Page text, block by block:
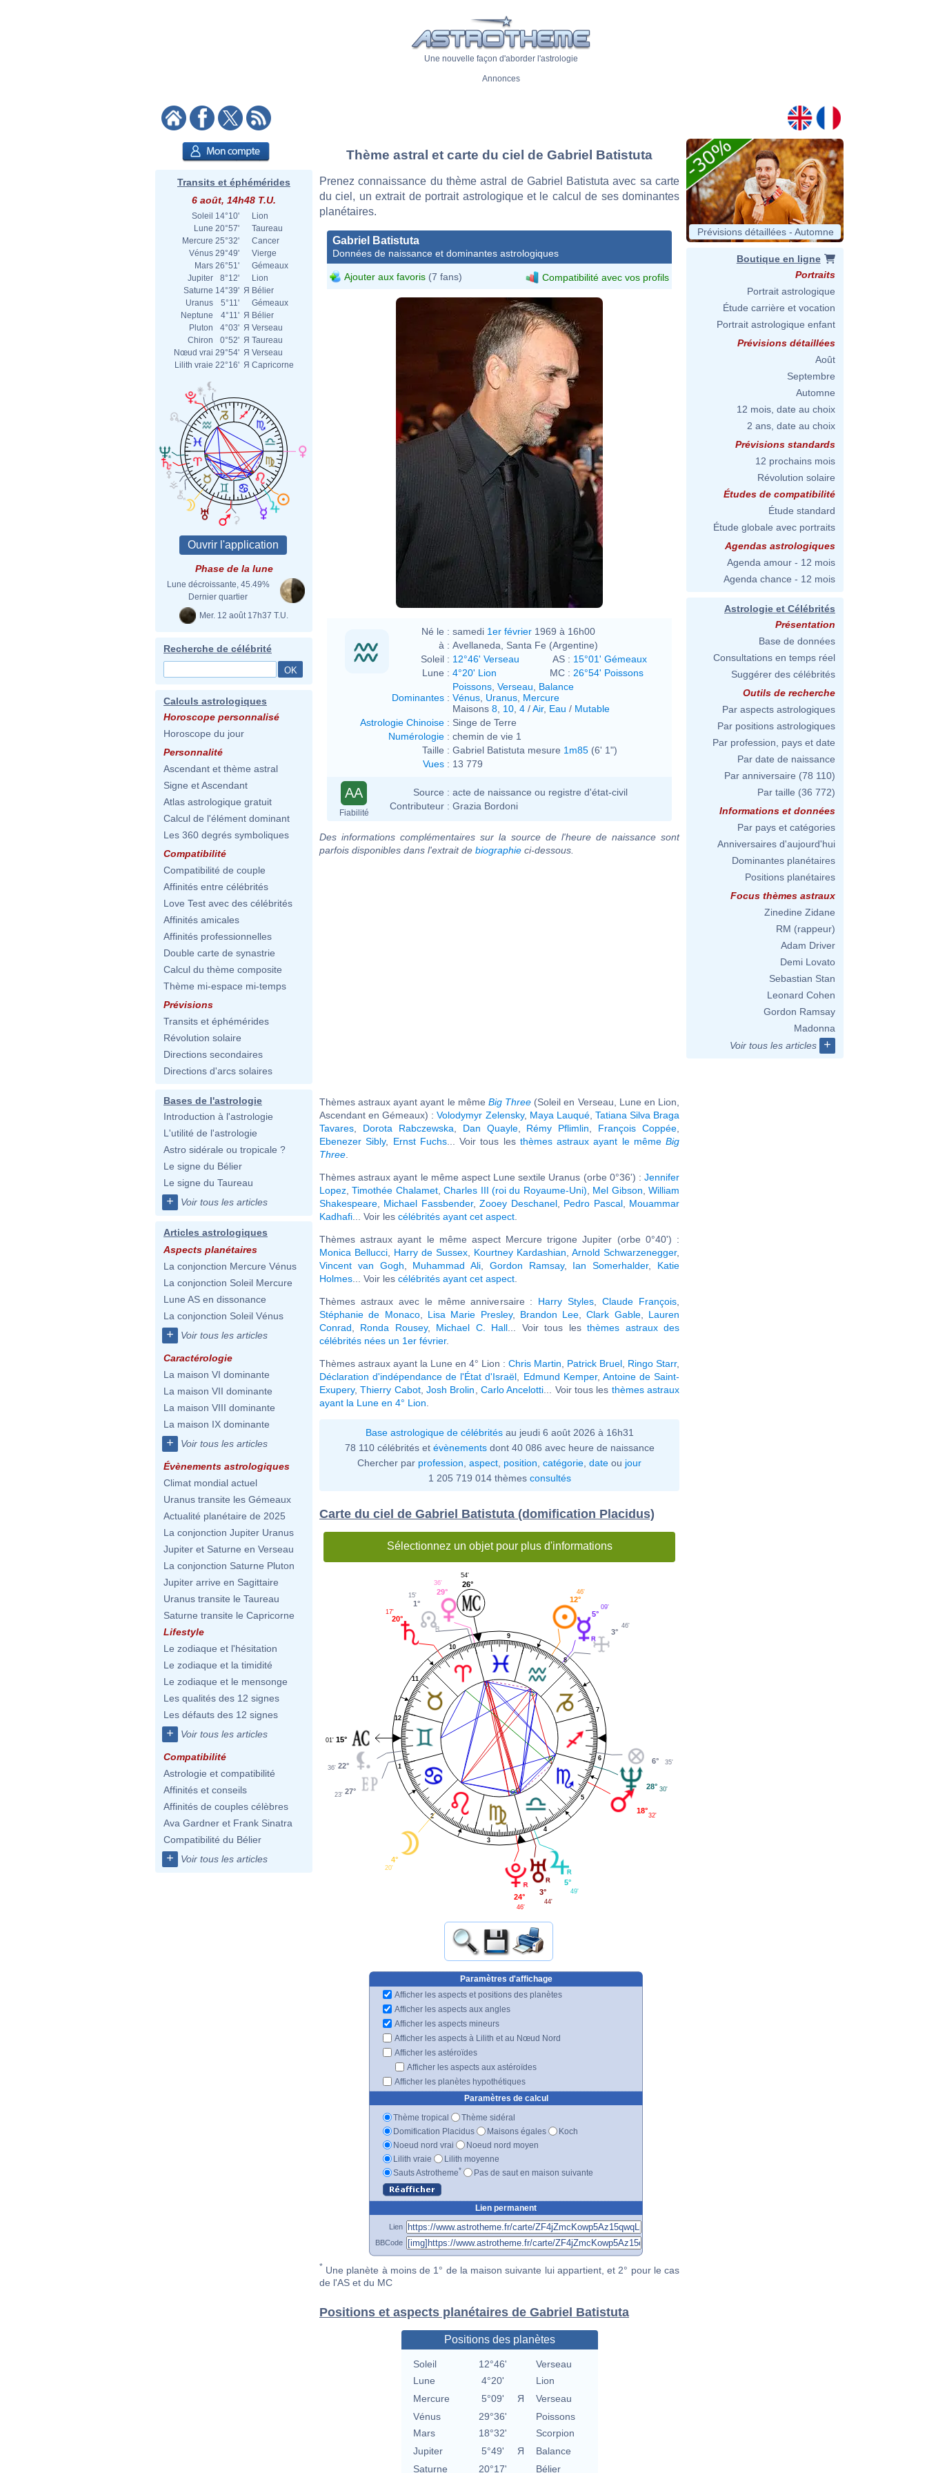
Une nouvelle façon d'aborder l'astrologie
Annonces
Transits et éphémérides
6 août, 14h48 T.U.
Soleil 14°10'
Lion
Lune 20°57'
Taureau
Mercure 25°32'
Cancer
Vénus 29°49'
Vierge
Mars 26°51'
Gémeaux
Jupiter
8°12'
Lion
Saturne 14°39' Я Bélier
Uranus
5°11'
Gémeaux
Neptune
4°11' Я Bélier
Pluton
4°03' Я Verseau
Chiron
0°52' Я Taureau
Nœud vrai 29°54' Я Verseau
Lilith vraie 22°16' Я Capricorne
Phase de la lune
Lune décroissante, 45.49%
Dernier quartier
Mer. 12 août 17h37 T.U.
Recherche de célébrité
Calculs astrologiques
Horoscope personnalisé
Horoscope du jour
Personnalité
Ascendant et thème astral
Signe et Ascendant
Atlas astrologique gratuit
Calcul de l'élément dominant
Les 360 degrés symboliques
Compatibilité
Compatibilité de couple
Affinités entre célébrités
Love Test avec des célébrités
Affinités amicales
Affinités professionnelles
Double carte de synastrie
Calcul du thème composite
Thème mi-espace mi-temps
Prévisions
Transits et éphémérides
Révolution solaire
Directions secondaires
Directions d'arcs solaires
Bases de l'astrologie
Introduction à l'astrologie
L'utilité de l'astrologie
Astro sidérale ou tropicale ?
Le signe du Bélier
Le signe du Taureau
+ Voir tous les articles
Articles astrologiques
Aspects planétaires
La conjonction Mercure Vénus
La conjonction Soleil Mercure
Lune AS en dissonance
La conjonction Soleil Vénus
+ Voir tous les articles
Caractérologie
La maison VI dominante
La maison VII dominante
La maison VIII dominante
La maison IX dominante
+ Voir tous les articles
Évènements astrologiques
Climat mondial actuel
Uranus transite les Gémeaux
Actualité planétaire de 2025
La conjonction Jupiter Uranus
Jupiter et Saturne en Verseau
La conjonction Saturne Pluton
Jupiter arrive en Sagittaire
Uranus transite le Taureau
Saturne transite le Capricorne
Lifestyle
Le zodiaque et l'hésitation
Le zodiaque et la timidité
Le zodiaque et le mensonge
Les qualités des 12 signes
Les défauts des 12 signes
+ Voir tous les articles
Compatibilité
Astrologie et compatibilité
Affinités et conseils
Affinités de couples célèbres
Ava Gardner et Frank Sinatra
Compatibilité du Bélier
+ Voir tous les articles
Thème astral et carte du ciel de Gabriel Batistuta
Prenez connaissance du thème astral de Gabriel Batistuta avec sa carte
du ciel, un extrait de portrait astrologique et le calcul de ses dominantes
planétaires.
Gabriel Batistuta
Données de naissance et dominantes astrologiques
Ajouter aux favoris (7 fans) Compatibilité avec vos profils
Né le : samedi 1er février 1969 à 16h00
à : Avellaneda, Santa Fe (Argentine)
Soleil : 12°46' Verseau AS : 15°01' Gémeaux
Lune : 4°20' Lion MC : 26°54' Poissons
Dominantes :
Poissons Verseau
Balance
Vénus Uranus Mercure
Maisons 8 10 4 /Air, Eau / Mutable
Astrologie Chinoise : Singe de Terre
Numérologie : chemin de vie 1
Taille : Gabriel Batistuta mesure 1m85 (6' 1")
Vues : 13 779
AA
Fiabilité
Source : acte de naissance ou registre d'état-civil
Contributeur : Grazia Bordoni
Des informations complémentaires sur la source de l'heure de naissance sont
parfois disponibles dans l'extrait de biographie ci-dessous.
Thèmes astraux ayant ayant le même Big Three (Soleil en Verseau, Lune en Lion,
Ascendant en Gémeaux) :Volodymyr Zelensky, Maya Lauqué, Tatiana Silva Braga
Tavares
Dorota Rabczewska Dan Quayle, Rémy Pflimlin François Coppée
Ebenezer Sibly, Ernst Fuchs... Voir tous les thèmes astraux ayant le même Big
Three
Thèmes astraux ayant le même aspect Lune sextile Uranus (orbe 0°36') : Jennifer
Lopez ,Timothée Chalamet,Charles III (roi du Royaume-Uni) Mel Gibson ,William
Shakespeare
Michael Fassbender,Zooey Deschanel, Pedro Pascal, Mouammar
Kadhafi ... Voir les célébrités ayant cet aspect
Thèmes astraux ayant le même aspect Mercure trigone Jupiter (orbe 0°40') :
Monica Bellucci
Harry de Sussex Kourtney Kardashian Arnold Schwarzenegger,
Vincent van Gogh
Muhammad Ali Gordon Ramsay, Ian Somerhalder, Katie
Holmes ... Voir les célébrités ayant cet aspect
Thèmes astraux avec le même anniversaire : Harry Styles ,Claude François
Stéphanie de Monaco, Lisa Marie Presley, Brandon Lee ,Clark Gable, Lauren
Conrad
Ronda Rousey, Michael C. Hall ... Voir tous lesthèmes astraux des
célébrités nées un 1er février.
Thèmes astraux ayant la Lune en 4° Lion : Chris Martin Patrick Bruel Ringo Starr,
Déclaration d'indépendance de l'État d'Israël
Edmund Kemper, Antoine de Saint-
Exupery,Thierry Cabot,Josh Brolin Carlo Ancelotti ... Voir tous les thèmes astraux
ayant la Lune en 4° Lion
Base astrologique de célébritésau jeudi 6 août 2026 à 16h31
78 110 célébrités et évènementsdont 40 086 avec heure de naissance
Chercher par profession aspect position catégorie date ou jour
1 205 719 014 thèmes consultés
Carte du ciel de Gabriel Batistuta (domification Placidus)
Sélectionnez un objet pour plus d'informations
1
2
3
4
5
6
7
8
9
10
11
12
3°
46'
5°
09'
12°
46'
26°
54'
29°
36'
1°
15'
20°
17'
15°
01'
22°
36'
27°
23'
4°
20'
24°
46'
3°
44'
5°
49'
18°
32'
28° 30'
6° 35'
Paramètres d'affichage
Afficher les aspects et positions des planètes
Afficher les aspects aux angles
Afficher les aspects mineurs
Afficher les aspects à Lilith et au Nœud Nord
Afficher les astéroïdes
Afficher les aspects aux astéroïdes
Afficher les planètes hypothétiques
Paramètres de calcul
Thème tropical
Thème sidéral
Domification Placidus
Maisons égales
Koch
Noeud nord vrai
Noeud nord moyen
Lilith vraie
Lilith moyenne
Sauts Astrotheme* Pas de saut en maison suivante
Lien permanent
Lien
BBCode
* Une planète à moins de 1° de la maison suivante lui appartient, et 2° pour le cas
de l'AS et du MC
Positions et aspects planétaires de Gabriel Batistuta
Positions des planètes
Soleil 12°46'
Verseau
Lune
4°20'
Lion
Mercure
5°09' Я
Verseau
Vénus
29°36'
Poissons
Mars
18°32'
Scorpion
Jupiter
5°49' Я
Balance
Saturne
20°17' Bélier
Prévisions détaillées - Automne
Boutique en ligne
Portraits
Portrait astrologique
Étude carrière et vocation
Portrait astrologique enfant
Prévisions détaillées
Août
Septembre
Automne
12 mois, date au choix
2 ans, date au choix
Prévisions standards
12 prochains mois
Révolution solaire
Études de compatibilité
Étude standard
Étude globale avec portraits
Agendas astrologiques
Agenda amour - 12 mois
Agenda chance - 12 mois
Astrologie et Célébrités
Présentation
Base de données
Consultations en temps réel
Suggérer des célébrités
Outils de recherche
Par aspects astrologiques
Par positions astrologiques
Par profession, pays et date
Par date de naissance
Par anniversaire (78 110)
Par taille (36 772)
Informations et données
Par pays et catégories
Anniversaires d'aujourd'hui
Dominantes planétaires
Positions planétaires
Focus thèmes astraux
Zinedine Zidane
RM (rappeur)
Adam Driver
Demi Lovato
Sebastian Stan
Leonard Cohen
Gordon Ramsay
Madonna
Voir tous les articles
+